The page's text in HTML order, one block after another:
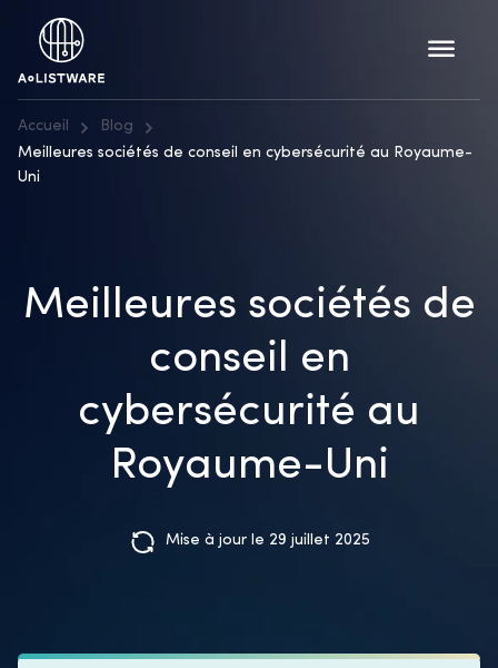
Accueil
Blog
Meilleures sociétés de conseil en cybersécurité au Royaume-
Uni
Meilleures sociétés de
conseil en
cybersécurité au
Royaume-Uni
Mise à jour le 29 juillet 2025